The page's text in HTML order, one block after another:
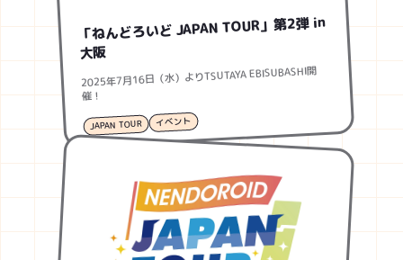
「ねんどろいど JAPAN TOUR」第2弾 in
大阪
2025年7月16日（水）よりTSUTAYA EBISUBASHI開
催！
JAPAN TOUR イベント